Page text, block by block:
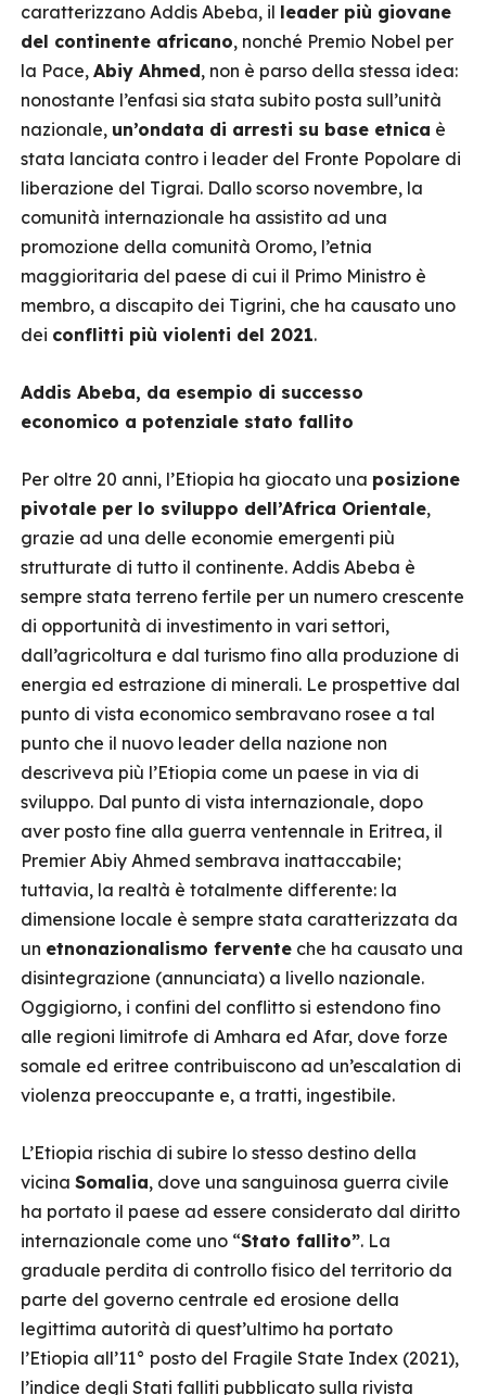
caratterizzano Addis Abeba, il leader più giovane
del continente africano, nonché Premio Nobel per
la Pace, Abiy Ahmed, non è parso della stessa idea:
nonostante l’enfasi sia stata subito posta sull’unità
nazionale, un’ondata di arresti su base etnica è
stata lanciata contro i leader del Fronte Popolare di
liberazione del Tigrai. Dallo scorso novembre, la
comunità internazionale ha assistito ad una
promozione della comunità Oromo, l’etnia
maggioritaria del paese di cui il Primo Ministro è
membro, a discapito dei Tigrini, che ha causato uno
dei conflitti più violenti del 2021.
Addis Abeba, da esempio di successo
economico a potenziale stato fallito
Per oltre 20 anni, l’Etiopia ha giocato una posizione
pivotale per lo sviluppo dell’Africa Orientale,
grazie ad una delle economie emergenti più
strutturate di tutto il continente. Addis Abeba è
sempre stata terreno fertile per un numero crescente
di opportunità di investimento in vari settori,
dall’agricoltura e dal turismo fino alla produzione di
energia ed estrazione di minerali. Le prospettive dal
punto di vista economico sembravano rosee a tal
punto che il nuovo leader della nazione non
descriveva più l’Etiopia come un paese in via di
sviluppo. Dal punto di vista internazionale, dopo
aver posto fine alla guerra ventennale in Eritrea, il
Premier Abiy Ahmed sembrava inattaccabile;
tuttavia, la realtà è totalmente differente: la
dimensione locale è sempre stata caratterizzata da
un etnonazionalismo fervente che ha causato una
disintegrazione (annunciata) a livello nazionale.
Oggigiorno, i confini del conflitto si estendono fino
alle regioni limitrofe di Amhara ed Afar, dove forze
somale ed eritree contribuiscono ad un’escalation di
violenza preoccupante e, a tratti, ingestibile.
L’Etiopia rischia di subire lo stesso destino della
vicina Somalia, dove una sanguinosa guerra civile
ha portato il paese ad essere considerato dal diritto
internazionale come uno “Stato fallito”. La
graduale perdita di controllo fisico del territorio da
parte del governo centrale ed erosione della
legittima autorità di quest’ultimo ha portato
l’Etiopia all’11° posto del Fragile State Index (2021),
l’indice degli Stati falliti pubblicato sulla rivista